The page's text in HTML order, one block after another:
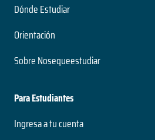
Dónde Estudiar
Orientación
Sobre Nosequeestudiar
Para Estudiantes
Ingresa a tu cuenta